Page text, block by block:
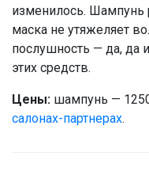
изменилось. Шампунь
маска не утяжеляет
послушность — да, да
этих средств.
Цены: шампунь —
салонах-партнерах.